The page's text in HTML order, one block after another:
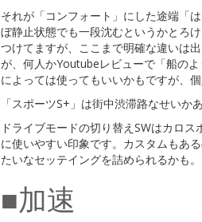
それが「コンフォート」にした途端「
ぼ静止状態でも一段沈むというかとろ
つけてますが、ここまで明確な違いは
が、何人かYoutubeレビューで「船の
によっては使ってもいいかもですが、
「スポーツS+」は街中渋滞路なせいか
ドライブモードの切り替えSWはカロ
に使いやすい印象です。カスタムもあ
たいなセッテイングを詰められるかも。
■加速